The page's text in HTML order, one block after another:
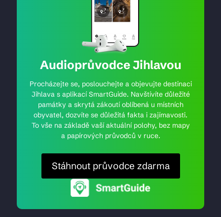
Audioprůvodce Jihlavou
Procházejte se, poslouchejte a objevujte destinaci
Jihlava s aplikací SmartGuide. Navštívíte důležité
památky a skrytá zákoutí oblíbená u místních
obyvatel, dozvíte se důležitá fakta i zajímavosti.
To vše na základě vaší aktuální polohy, bez mapy
a papírových průvodců v ruce.
Stáhnout průvodce zdarma